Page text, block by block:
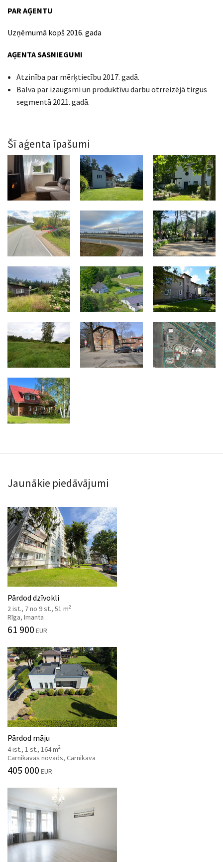
PAR AĢENTU
Uzņēmumā kopš 2016. gada
AĢENTA SASNIEGUMI
Atzinība par mērķtiecību 2017. gadā.
Balva par izaugsmi un produktīvu darbu otrreizējā tirgus
segmentā 2021. gadā.
Šī aģenta īpašumi
Jaunākie piedāvājumi
Pārdod dzīvokli
2 ist., 7 no 9 st., 51 m2
Rīga, Imanta
61 900 EUR
Pārdod māju
4 ist., 1 st., 164 m2
Carnikavas novads, Carnikava
405 000 EUR